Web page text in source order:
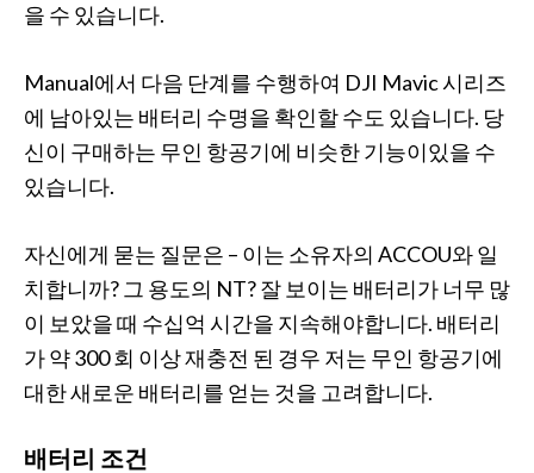
을 수 있습니다.
Manual에서 다음 단계를 수행하여 DJI Mavic 시리즈
에 남아있는 배터리 수명을 확인할 수도 있습니다. 당
신이 구매하는 무인 항공기에 비슷한 기능이있을 수
있습니다.
자신에게 묻는 질문은 – 이는 소유자의 ACCOU와 일
치합니까? 그 용도의 NT? 잘 보이는 배터리가 너무 많
이 보았을 때 수십억 시간을 지속해야합니다. 배터리
가 약 300 회 이상 재충전 된 경우 저는 무인 항공기에
대한 새로운 배터리를 얻는 것을 고려합니다.
배터리 조건